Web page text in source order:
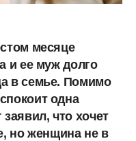
месяце
и ее муж долго
в семье. Помимо
одна
что хочет
но женщина не в